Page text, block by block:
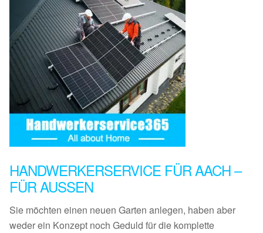
HANDWERKERSERVICE FÜR AACH –
FÜR AUSSEN
Sie möchten einen neuen Garten anlegen, haben aber
weder ein Konzept noch Geduld für die komplette